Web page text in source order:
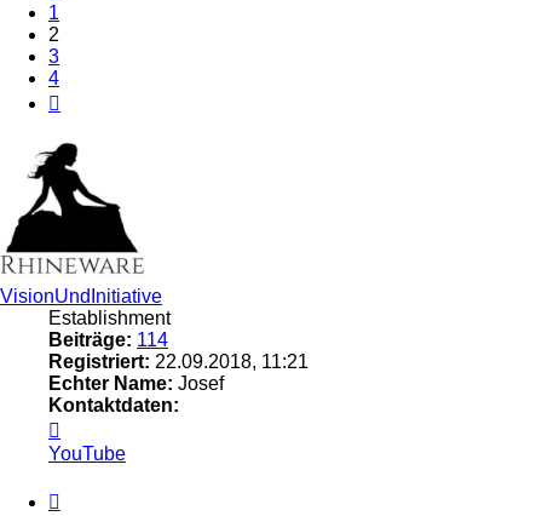
1
2
3
4
VisionUndInitiative
Establishment
Beiträge: 114
Registriert: 22.09.2018, 11:21
Echter Name: Josef
Kontaktdaten:
von
VisionUndInitiative
YouTube